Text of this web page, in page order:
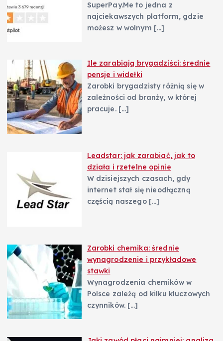
SuperPay.Me to jedna z
najciekawszych platform, gdzie
możesz w wolnym […]
Ile zarabiają brygadziści: średnie
pensje i widełki
Zarobki brygadzisty różnią się w
zależności od branży, w której
pracuje. […]
Leadstar: jak zarabiać, jak to
działa i rzetelne opinie
W dzisiejszych czasach, gdy
internet stał się nieodłączną
częścią naszego […]
Zarobki chemika: średnie
wynagrodzenie i przykładowe
stawki
Wynagrodzenia chemików w
Polsce zależą od kilku kluczowych
czynników. […]